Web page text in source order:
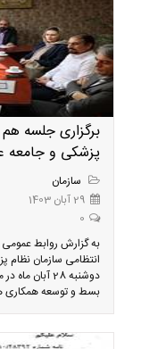
برگزاری جلسه
پزشکی و جامعه
سازمان
29 آبان 1403
0
به گزارش روابط
انتظامی سازمان نظام
دوشنبه 28
بسط و توسعه همکاری